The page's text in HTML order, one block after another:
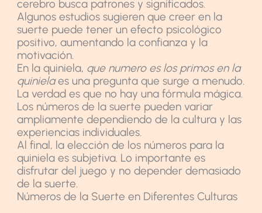
cerebro busca patrones y significados.
Algunos estudios sugieren que creer en la
suerte puede tener un efecto psicológico
positivo, aumentando la confianza y la
motivación.
En la quiniela, que numero es los primos en la
quinielaes una pregunta que surge a menudo.
La verdad es que no hay una fórmula mágica.
Los números de la suerte pueden variar
ampliamente dependiendo de la cultura y las
experiencias individuales.
Al final, la elección de los números para la
quiniela es subjetiva. Lo importante es
disfrutar del juego y no depender demasiado
de la suerte.
Números de la Suerte en Diferentes Culturas